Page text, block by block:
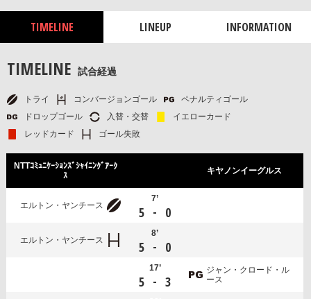
TIMELINE LINEUP INFORMATION
TIMELINE 試合経過
トライ コンバージョンゴール
ペナルティゴール
ドロップゴール
入替・交替
イエローカード
レッドカード
ゴール失敗
NTTｺﾐｭﾆｹｰｼｮﾝｽﾞｼｬｲﾆﾝｸﾞｱｰｸ
ｽ
キヤノンイーグルス
エルトン・ヤンチース
7’
5 - 0
エルトン・ヤンチース
8’
5 - 0
17’
5 - 3
ジャン・クロード・ル
ース